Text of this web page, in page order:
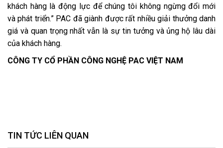
khách hàng là động lực để chúng tôi không ngừng đổi mới
và phát triển.” PAC đã giành được rất nhiều giải thưởng danh
giá và quan trọng nhất vẫn là sự tin tưởng và ủng hộ lâu dài
của khách hàng.
CÔNG TY CỔ PHẦN CÔNG NGHỆ PAC VIỆT NAM
TIN TỨC LIÊN QUAN